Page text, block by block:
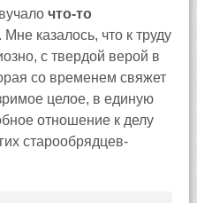
что-то
. Мне казалось, что к труду
с твердой верой в
со временем свяжет
целое, в единую
отношение к делу
старообрядцев-